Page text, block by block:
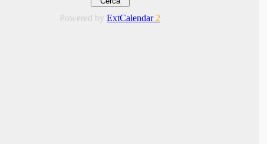
Powered by ExtCalendar 2